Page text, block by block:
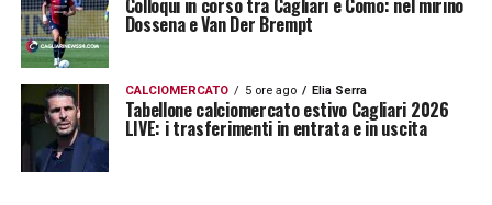
Cagliari».
LA PLAYLIST DELLE NOSTRE TOP NEWS
Colloqui in corso tra Cagliari e Como: nel mirino
Dossena e Van Der Brempt
CALCIOMERCATO 5 ore ago Elia Serra
Tabellone calciomercato estivo Cagliari 2026
LIVE: i trasferimenti in entrata e in uscita